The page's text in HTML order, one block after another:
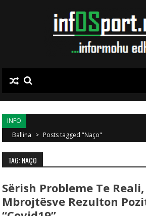
INFO
Ballina > Posts tagged "Naço"
TAG: NAÇO
Sërish Probleme Te
Mbrojtësve Rezulton